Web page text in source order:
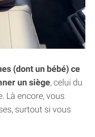
(dont un bébé) ce
un siège, celui du
Là encore, vous
surtout si vous